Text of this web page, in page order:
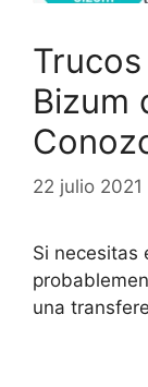
Bizum
22 julio 2021
Si necesitas
una